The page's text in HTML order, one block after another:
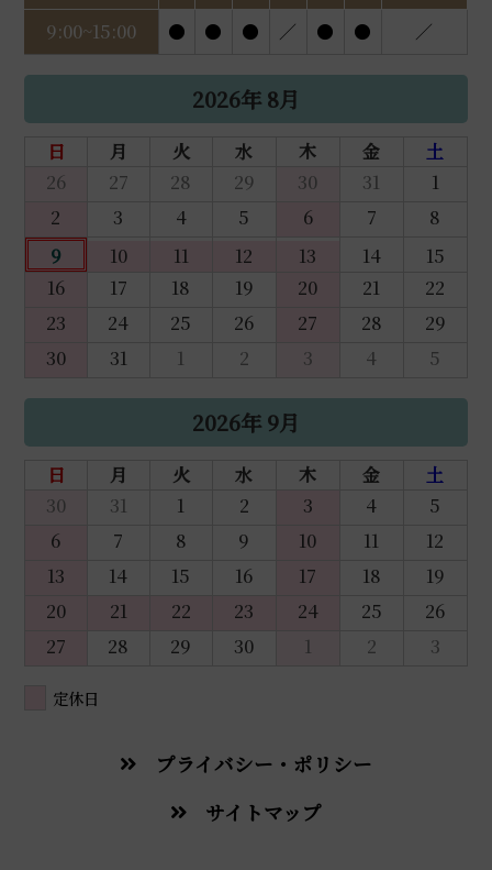
9:00~15:00
● ● ● ／ ● ● ／
2026年 8月
日 月 火 水 木 金
土
26
27 28 29 30 31
1
2
3 4 5 6 7
8
9
10 11 12 13 14
15
16
17 18 19 20 21
22
23
24 25 26 27 28
29
30
31 1 2 3 4 5
2026年 9月
日 月 火 水 木 金
土
30
31 1 2 3 4
5
6
7 8 9 10 11
12
13
14 15 16 17 18
19
20
21 22 23 24 25
26
27
28 29 30 1 2 3
定休日
プライバシー・ポリシー
サイトマップ